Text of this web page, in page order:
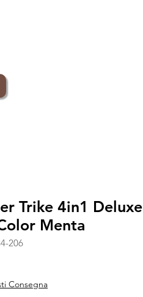
Trike 4in1 Deluxe
Menta
206
Consegna